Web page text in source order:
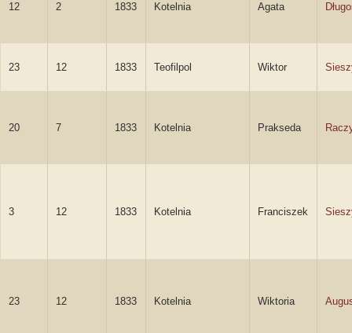
12 2 1833 Kotelnia Agata
23 12 1833 Teofilpol Wiktor
20 7 1833 Kotelnia Prakseda
3 12 1833 Kotelnia Franciszek
23 12 1833 Kotelnia Wiktoria